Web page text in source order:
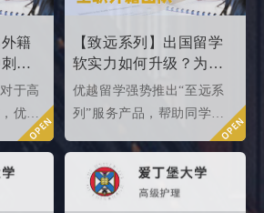
同学
如何。
籍
世
于高
优越
名校
产品
核
【致远系列】出国留学
软实力如何升级？为
2026/2027fall冲刺度身定
制！
优越留学强势推出“至远系
列”服务产品，帮助同学们